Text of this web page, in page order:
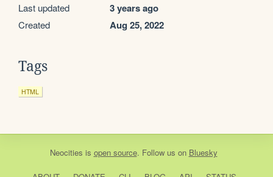
Last updated 3 years ago
Created Aug 25, 2022
Tags
HTML
Neocities is open source. Follow us on Bluesky